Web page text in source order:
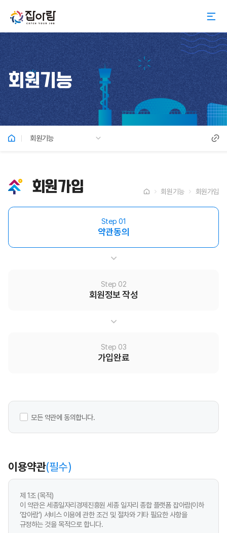
회원기능
회원기능
회원가입 회원기능 회원가입
Step 01
약관동의
Step 02
회원정보 작성
Step 03
가입완료
모든 약관에 동의합니다.
이용약관(필수)
제 1조 (목적)
이 약관은 세종일자리경제진흥원 세종 일자리 종합 플랫폼 잡아람(이하
‘잡아람’) 서비스 이용에 관한 조건 및 절차와 기타 필요한 사항을
규정하는 것을 목적으로 합니다.